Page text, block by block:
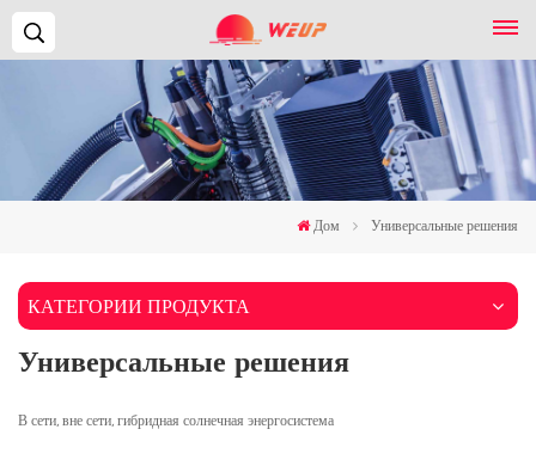
Дом Универсальные решения
КАТЕГОРИИ ПРОДУКТА
Универсальные решения
В сети, вне сети, гибридная солнечная энергосистема